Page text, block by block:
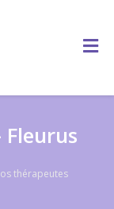
thérapeutes